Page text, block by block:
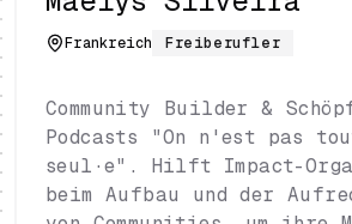
Frankreich Freiberufler
Community Builder &
Podcasts "On n'est pas
seul·e". Hilft Impact-
beim Aufbau und der